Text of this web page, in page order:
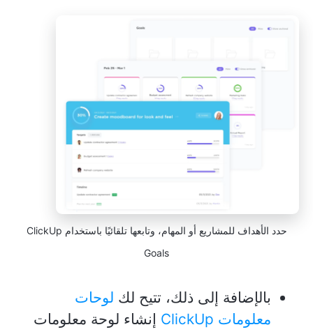
حدد الأهداف للمشاريع أو المهام، وتابعها تلقائيًا باستخدام ClickUp
Goals
بالإضافة إلى ذلك، تتيح لك لوحات
معلومات ClickUp
إنشاء لوحة معلومات